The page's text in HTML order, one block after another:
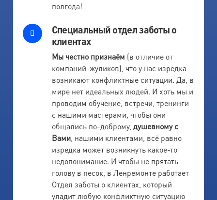
полгода!
Специальный отдел заботы о
клиентах
Мы честно признаём (в отличие от
компаний-жуликов), что у нас изредка
возникают конфликтные ситуации. Да, в
мире нет идеальных людей. И хоть мы и
проводим обучение, встречи, тренинги
с нашими мастерами, чтобы они
общались по-доброму, душевному с
Вами, нашими клиентами, всё равно
изредка может возникнуть какое-то
недопонимание. И чтобы не прятать
голову в песок, в Ленремонте работает
Отдел заботы о клиентах, который
уладит любую конфликтную ситуацию